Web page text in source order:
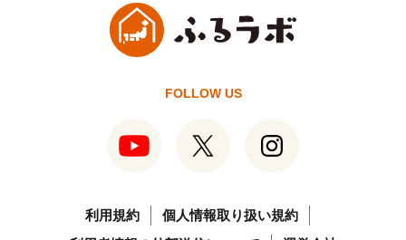
FOLLOW US
利用規約
個人情報取り扱い規約